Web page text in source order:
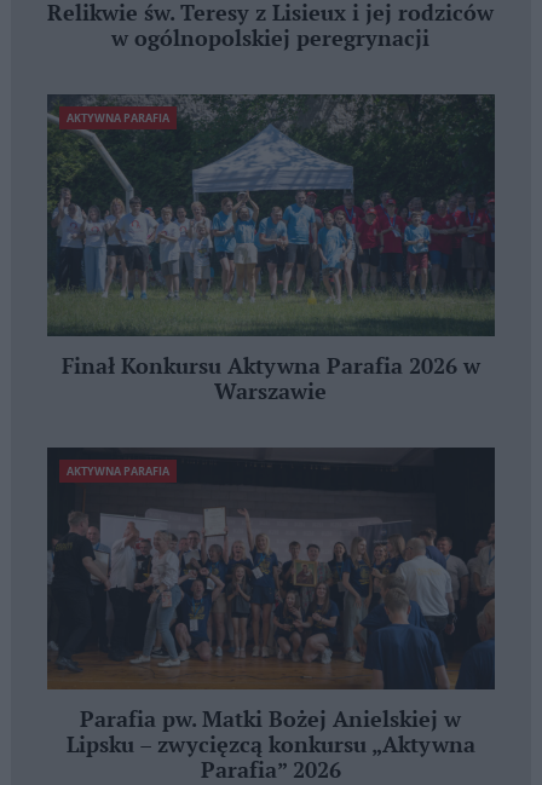
Relikwie św. Teresy z Lisieux i jej rodziców
w ogólnopolskiej peregrynacji
AKTYWNA PARAFIA
Finał Konkursu Aktywna Parafia 2026 w
Warszawie
AKTYWNA PARAFIA
Parafia pw. Matki Bożej Anielskiej w
Lipsku – zwycięzcą konkursu „Aktywna
Parafia” 2026